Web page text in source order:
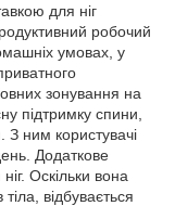
для ніг
робочий
умовах, у
зонування на
підтримку спини,
З ним користувачі
Додаткове
Оскільки вона
відбувається